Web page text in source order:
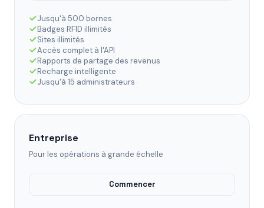
Jusqu'à 500 bornes
Badges RFID illimités
Sites illimités
Accès complet à l'API
Rapports de partage des revenus
Recharge intelligente
Jusqu'à 15 administrateurs
Entreprise
Pour les opérations à grande échelle
Commencer